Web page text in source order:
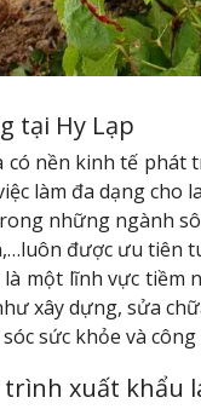
tại Hy Lạp
có nền kinh tế phát
làm đa dạng cho
những ngành
được ưu tiên
một lĩnh vực tiềm
xây dựng, sửa
sức khỏe và
xuất khẩu